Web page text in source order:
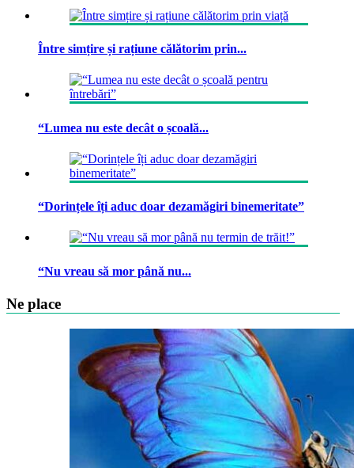
Între simțire și rațiune călătorim prin...
“Lumea nu este decât o școală...
“Dorințele îți aduc doar dezamăgiri binemeritate”
“Nu vreau să mor până nu...
Ne place